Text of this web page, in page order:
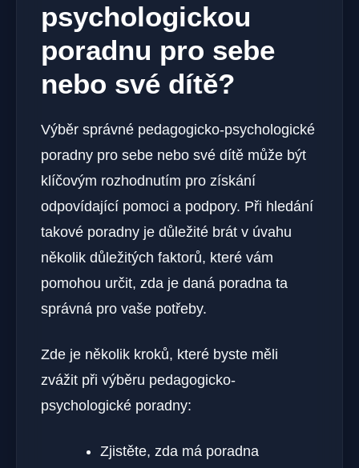
psychologickou
poradnu pro sebe
nebo své dítě?
Výběr správné pedagogicko-psychologické
poradny pro sebe nebo své dítě může být
klíčovým rozhodnutím pro získání
odpovídající pomoci a podpory. Při hledání
takové poradny je důležité brát v úvahu
několik důležitých faktorů, které vám
pomohou určit, zda je daná poradna ta
správná pro vaše potřeby.
Zde je několik kroků, které byste měli
zvážit při výběru pedagogicko-
psychologické poradny:
Zjistěte, zda má poradna